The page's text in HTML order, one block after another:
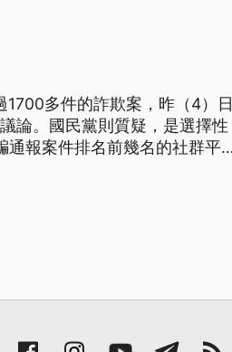
多件的詐欺案，昨（4）日
論。國民黨則質疑，是選擇性
通報案件排名前幾名的社群平
支持。